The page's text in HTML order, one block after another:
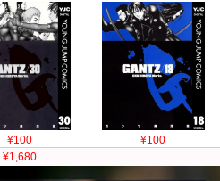
¥100
¥100
¥1,680